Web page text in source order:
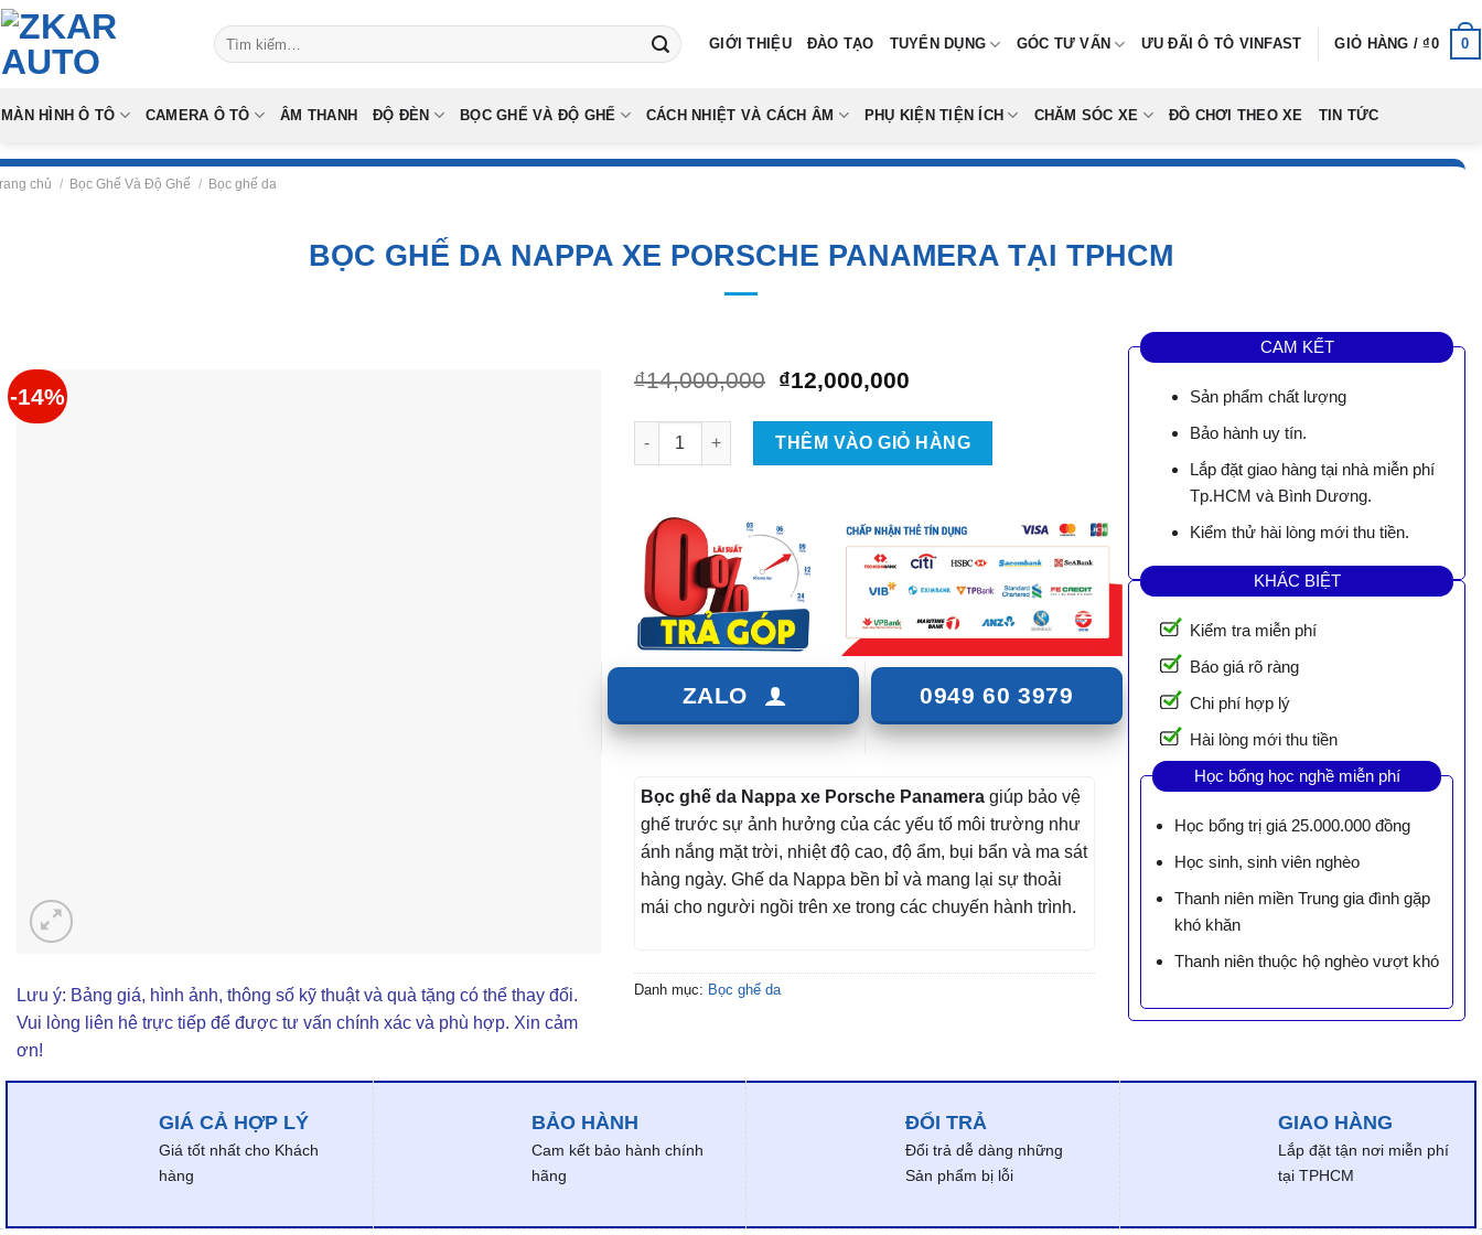
Skip
content
Tìm
kiếm:
GIỚI THIỆU ĐÀO TẠO TUYỂN DỤNG GÓC TƯ VẤN ƯU ĐÃI Ô TÔ VINFAST GIỎ HÀNG /₫0 0
MÀN HÌNH Ô TÔ CAMERA Ô TÔ ÂM THANH ĐỘ ĐÈN BỌC GHẾ VÀ ĐỘ GHẾ CÁCH NHIỆT VÀ CÁCH ÂM PHỤ KIỆN TIỆN ÍCH CHĂM SÓC XE ĐỒ CHƠI THEO XE TIN TỨC
chủ / Bọc Ghế Và Độ Ghế / Bọc ghế da
BỌC GHẾ DA NAPPA XE PORSCHE PANAMERA TẠI TPHCM
-14%
Lưu ý: Bảng giá, hình ảnh, thông số kỹ thuật và quà tặng có thể thay đổi.
Vui lòng liên hê trực tiếp để được tư vấn chính xác và phù hợp. Xin cảm
ơn!
₫14,000,000 Giá
là:
₫14,000,000.
₫12,000,000
tại
là:
₫12,000,000.
Bọc Ghế Da Nappa Xe Porsche Panamera Tại TPHCM số lượng
THÊM VÀO GIỎ HÀNG
ZALO 0949 60 3979
Bọc ghế da Nappa xe Porsche Panamera giúp bảo vệ
ghế trước sự ảnh hưởng của các yếu tố môi trường như
ánh nắng mặt trời, nhiệt độ cao, độ ẩm, bụi bẩn và ma sát
hàng ngày. Ghế da Nappa bền bỉ và mang lại sự thoải
mái cho người ngồi trên xe trong các chuyến hành trình.
Danh mục: Bọc ghế da
CAM KẾT
Sản phẩm chất lượng
Bảo hành uy tín.
Lắp đặt giao hàng tại nhà miễn phí
Tp.HCM và Bình Dương.
Kiểm thử hài lòng mới thu tiền.
KHÁC BIỆT
Kiểm tra miễn phí
Báo giá rõ ràng
Chi phí hợp lý
Hài lòng mới thu tiền
Học bổng học nghề miễn phí
Học bổng trị giá 25.000.000 đồng
Học sinh, sinh viên nghèo
Thanh niên miền Trung gia đình gặp
khó khăn
Thanh niên thuộc hộ nghèo vượt khó
GIÁ CẢ HỢP LÝ
Giá tốt nhất cho Khách
hàng
BẢO HÀNH
Cam kết bảo hành chính
hãng
ĐỔI TRẢ
Đổi trả dễ dàng những
Sản phẩm bị lỗi
GIAO HÀNG
Lắp đặt tận nơi miễn phí
tại TPHCM